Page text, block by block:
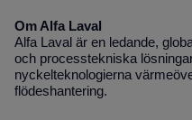
Om Alfa Laval
Alfa Laval är en ledande,
och processtekniska
nyckelteknologierna
flödeshantering.